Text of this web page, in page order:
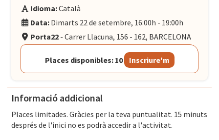
Idioma:Català
Data: Dimarts 22 de setembre, 16:00h - 19:00h
Porta22 - Carrer Llacuna, 156 - 162, BARCELONA
Places disponibles: 10 Inscriure'm
Informació addicional
Places limitades. Gràcies per la teva puntualitat. 15 minuts
després de l'inici no es podrà accedir a l'activitat.